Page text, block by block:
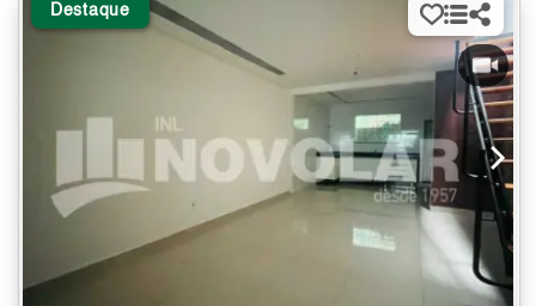
Destaque